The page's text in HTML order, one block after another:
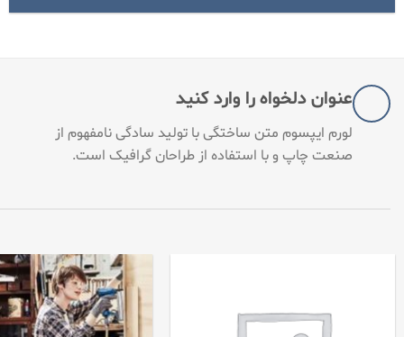
عنوان دلخواه را وارد کنید
لورم ایپسوم متن ساختگی با تولید سادگی نامفهوم از
صنعت چاپ و با استفاده از طراحان گرافیک است.